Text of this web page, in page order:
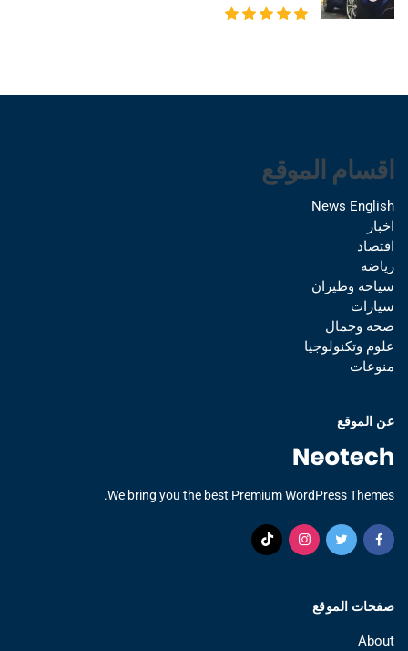
اقسام الموقع
News English
اخبار
اقتصاد
رياضه
سياحه وطيران
سيارات
صحه وجمال
علوم وتكنولوجيا
منوعات
عن الموقع
We bring you the best Premium WordPress Themes.
صفحات الموقع
About